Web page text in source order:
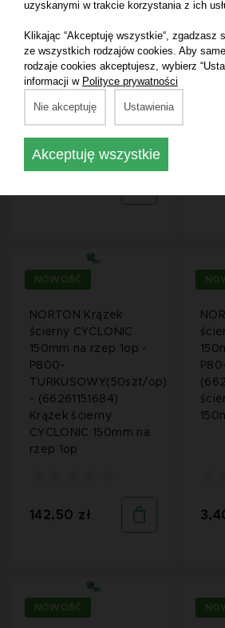
ścierny CYCLONIC
P280-
ŁOSOSIOWY(50szt/op)
- (66261151796)
Krążek ścierny
CYCLONIC 150mm na
NOWOŚĆ
NORTON Krążek
ścierny CYCLONIC
150mm na rzep 1op -
P800-
TURKUSOWY(50szt/op)
- (66261151684)
Krążek ścierny
CYCLONIC 150mm na
rzep 1op
142,50 zł
NOWOŚĆ
uzyskanymi w trakcie korzystania z ich
Klikając “Akceptuję wszystkie“, zgadzasz
ze wszystkich rodzajów cookies. Aby
rodzaje cookies akceptujesz, wybierz
informacji w Polityce prywatności
Nie akceptuję Ustawienia
Akceptuję wszystkie